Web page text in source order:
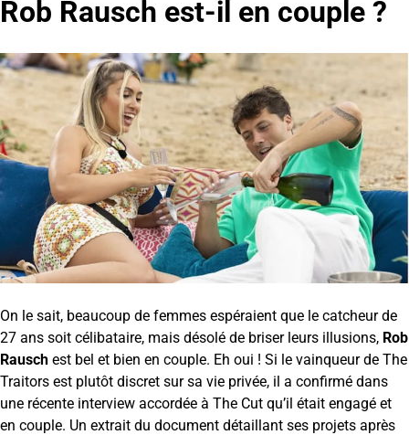
Rob Rausch est-il en couple ?
On le sait, beaucoup de femmes espéraient que le catcheur de
27 ans soit célibataire, mais désolé de briser leurs illusions, Rob
Rausch est bel et bien en couple. Eh oui ! Si le vainqueur de The
Traitors est plutôt discret sur sa vie privée, il a confirmé dans
une récente interview accordée à The Cut qu’il était engagé et
en couple. Un extrait du document détaillant ses projets après